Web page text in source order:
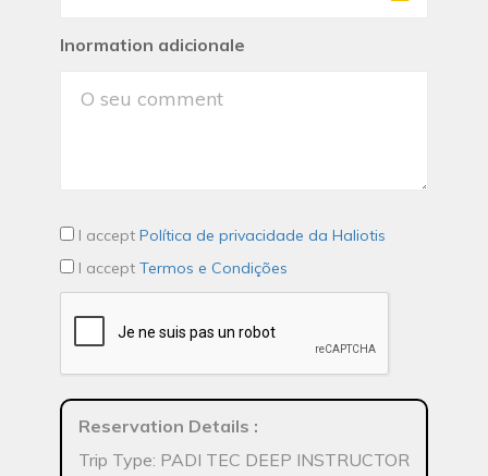
Inormation adicionale
I accept Política de privacidade da Haliotis
I accept Termos e Condições
Reservation Details :
Trip Type: PADI TEC DEEP INSTRUCTOR